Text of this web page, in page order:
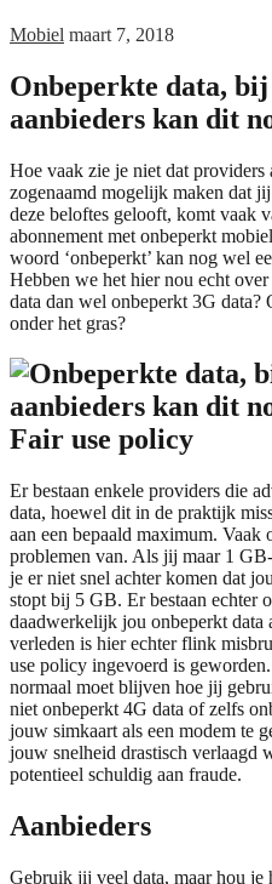
Mobiel maart 7, 2018
Onbeperkte data,
aanbieders kan dit
Hoe vaak zie je niet dat providers
zogenaamd mogelijk maken dat
deze beloftes gelooft, komt vaak
abonnement met onbeperkt
woord ‘onbeperkt’ kan nog wel
Hebben we het hier nou echt
data dan wel onbeperkt 3G data?
onder het gras?
Fair use policy
Er bestaan enkele providers die
data, hoewel dit in de praktijk
aan een bepaald maximum. Vaak
problemen van. Als jij maar 1
je er niet snel achter komen dat
stopt bij 5 GB. Er bestaan echter
daadwerkelijk jou onbeperkt data
verleden is hier echter flink
use policy ingevoerd is
normaal moet blijven hoe jij
niet onbeperkt 4G data of zelfs
jouw simkaart als een modem te
jouw snelheid drastisch verlaagd
potentieel schuldig aan fraude.
Aanbieders
Gebruik jij veel data, maar hou